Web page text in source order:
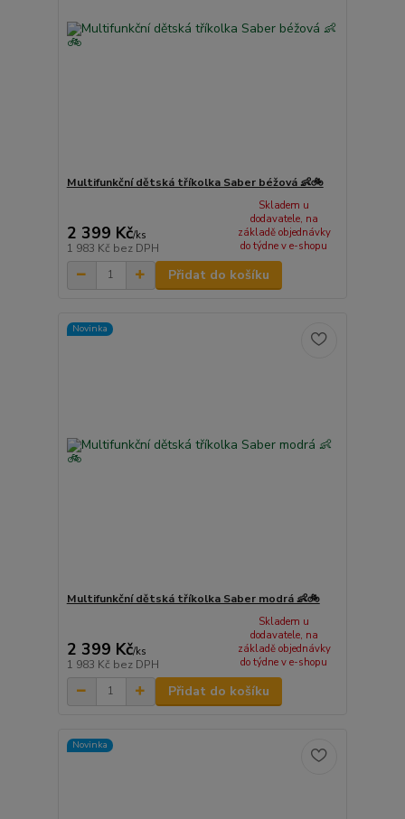
Multifunkční dětská tříkolka Saber béžová 👶🚲
2 399 Kč/ks
1 983 Kč bez DPH
Skladem u
dodavatele, na
základě objednávky
do týdne v e-shopu
Přidat do košíku
Novinka
Multifunkční dětská tříkolka Saber modrá 👶🚲
2 399 Kč/ks
1 983 Kč bez DPH
Skladem u
dodavatele, na
základě objednávky
do týdne v e-shopu
Přidat do košíku
Novinka